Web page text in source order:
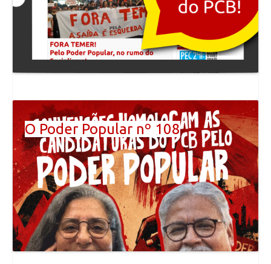
O Poder Popular nº 108